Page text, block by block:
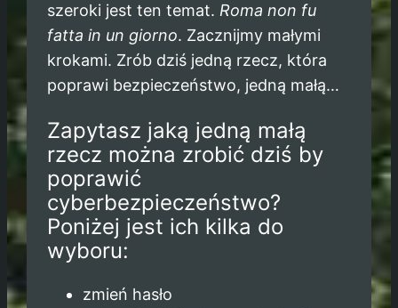
szeroki jest ten temat. Roma non fu
fatta in un giorno. Zacznijmy małymi
krokami. Zrób dziś jedną rzecz, która
poprawi bezpieczeństwo, jedną małą…
Zapytasz jaką jedną małą
rzecz można zrobić dziś by
poprawić
cyberbezpieczeństwo?
Poniżej jest ich kilka do
wyboru:
zmień hasło